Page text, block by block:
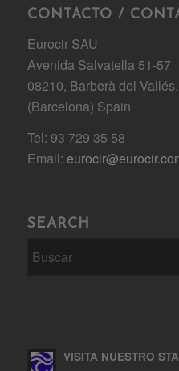
CONTACTO /
Eurocir SAU
Avenida Salvatella 51-57
08210, Barberà del Vallés.
(Barcelona) Spain
Tel: 93 729 35 58
Email:
SEARCH
VISITA NUESTRO